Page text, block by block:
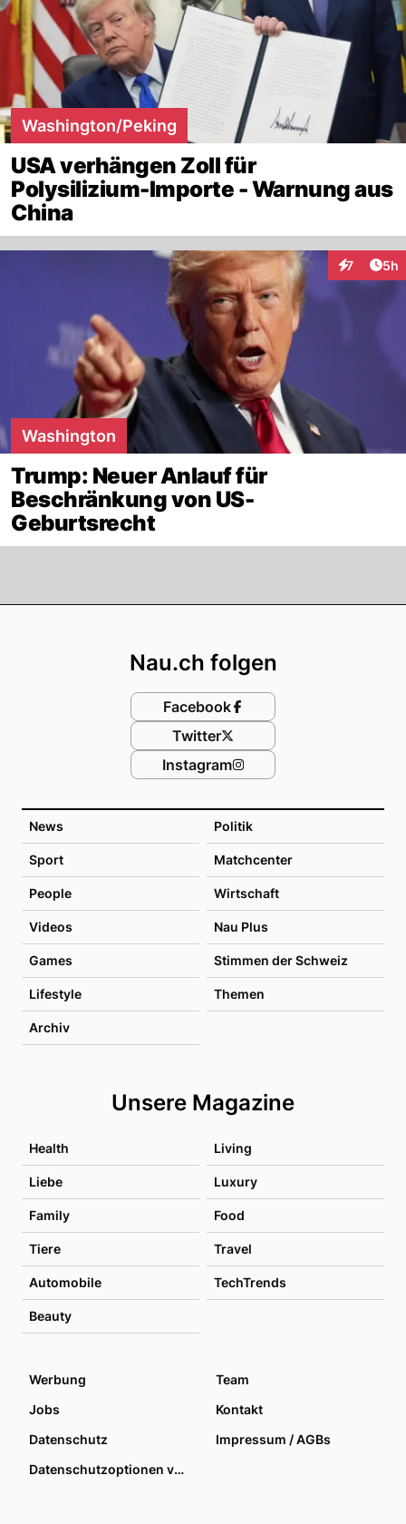
Washington/Peking
USA verhängen Zoll für
Polysilizium-Importe - Warnung aus
China
7 5h
Washington
Trump: Neuer Anlauf für
Beschränkung von US-
Geburtsrecht
News Politik
Sport Matchcenter
People Wirtschaft
Videos Nau Plus
Games Stimmen der Schweiz
Lifestyle Themen
Archiv
Unsere Magazine
Health Living
Liebe Luxury
Family Food
Tiere Travel
Automobile TechTrends
Beauty
Nau.ch folgen
Facebook
Twitter
Instagram
Werbung
Team
Jobs
Kontakt
Datenschutz
Impressum / AGBs
Datenschutzoptionen verwalten